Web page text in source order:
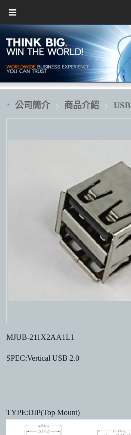
公司簡介 商品介紹 USB
MJUB-211X2AA1L1
SPEC:Vertical USB 2.0
TYPE:DIP(Top Mount)